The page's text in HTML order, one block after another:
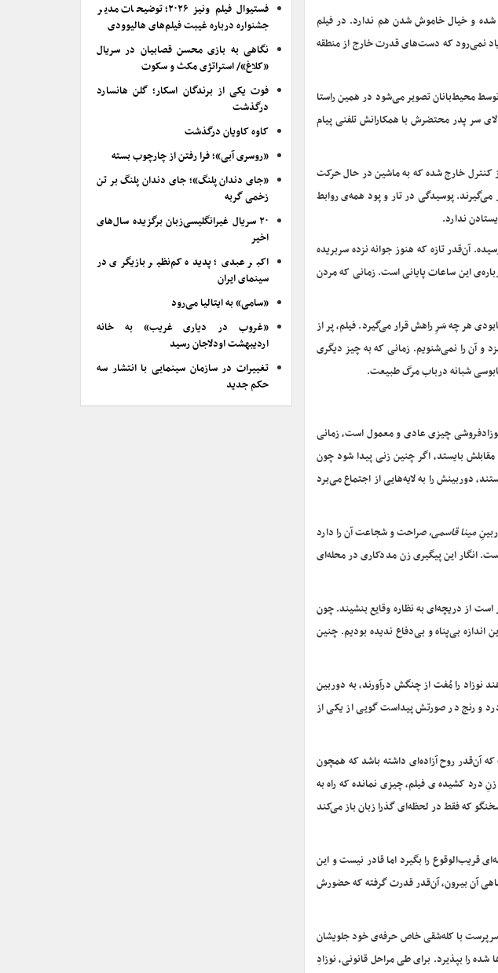
شده و خیال خاموش شدن هم ندارد. در فیلم
نمی‌رود که دست‌های قدرت خارج از منطقه
محیط‌بانان تصویر می‌شود در همین راستا
سر پدر محتضرش با همکارانش تلفنی پیام
کنترل خارج شده که به ماشین در حال حرکت
می‌گیرند. پوسیدگی در تار و پود همه‌ی روابط
ندارد.
آن‌قدر تازه که هنوز جوانه نزده سربریده
این ساعات پایانی است. زمانی که مردن
هر چه سَرِ راهش قرار می‌گیرد. فیلم، پر از
آن را نمی‌شنویم. زمانی که به چیز دیگری
شبانه درباب مرگ طبیعت.
چیزی عادی و معمول است، زمانی
بایستد، اگر چنین زنی پیدا شود چون
دوربینش را به لایه‌هایی از اجتماع می‌برد
مینا قاسمی،صراحت و شجاعت آن را دارد
انگار این پیگیری زن مددکاری در محله‌ای
از دریچه‌ای به نظاره وقایع بنشیند. چون
بی‌پناه و بی‌دفاع ندیده بودیم. چنین
را مُفت از چنگش درآورند، به دوربین
و رنج در صورتش پیداست گویی از یکی از
آن‌قدر روح آزاده‌ای داشته باشد که همچون
درد کشیده ی فیلم، چیزی نمانده که راه به
که فقط در لحظه‌ای گذرا زبان باز می‌کند
را بگیرد اما قادر نیست و این
آن بیرون، آن‌قدر قدرت گرفته که حضورش
سرپرست با کله‌شقی خاص حرفه‌ی خود جلویشان
را بپذیرد. برای طی مراحل قانونی، نوزادِ
فستیوال فیلم ونیز ۲۰۲۶؛ توضیحات مدیر
جشنواره درباره غیبت فیلم‌های هالیوودی
نگاهی به بازی محسن قصابیان در سریال
«کلاغ»/ استراتژی مکث و سکوت
فوت یکی از برندگان اسکار؛ گلن هانسارد
درگذشت
کاوه کاویان درگذشت
«روسری آبی»؛ فرا رفتن از چارچوب بسته
«جای دندان پلنگ»؛ جای دندان پلنگ بر تن
زخمی گربه
۲۰ سریال غیرانگلیسی‌زبان برگزیده سال‌های
اخیر
اکبر عبدی؛ پدیده کم‌نظیر بازیگری در
سینمای ایران
«سامی» به ایتالیا می‌رود
«غروب در دیاری غریب» به خانه
اردیبهشت اودلاجان رسید
تغییرات در سازمان سینمایی با انتشار سه
حکم جدید